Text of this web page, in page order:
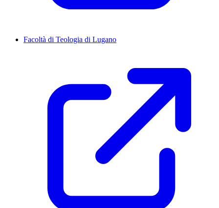
Facoltà di Teologia di Lugano